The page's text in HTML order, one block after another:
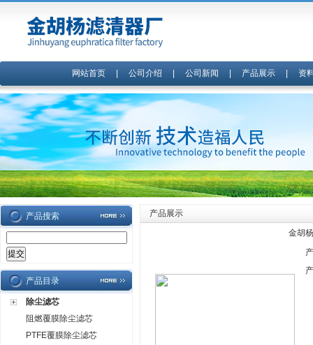
网站首页| 公司介绍 公司新闻 产品展示| 资
产品搜索
产品目录
除尘滤芯
阻燃覆膜除尘滤芯
PTFE覆膜除尘滤芯
产品展示
金胡